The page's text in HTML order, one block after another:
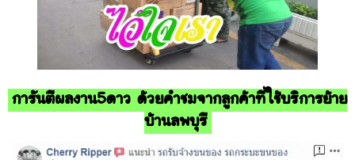
การันตีผลงาน5ดาว ด้วยคำชมจากลูกค้าที่ใช้บริการย้าย
บ้านลพบุรี